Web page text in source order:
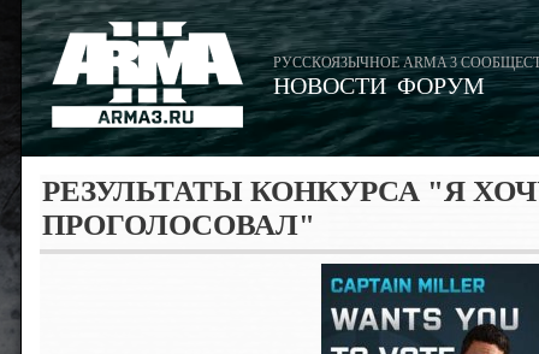
РУССКОЯЗЫЧНОЕ ARMA 3
НОВОСТИ ФОРУМ
РЕЗУЛЬТАТЫ КОНКУРСА "Я
ПРОГОЛОСОВАЛ"